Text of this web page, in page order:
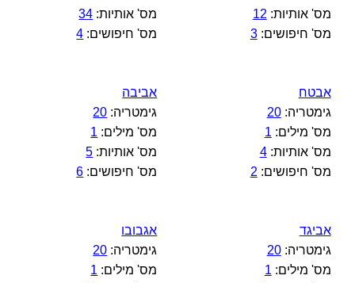
מס' אותיות: 12
מס' חיפושים:3
מס' אותיות: 34
מס' חיפושים: 4
אבטח
גימטריה:20
מס' מילים: 1
מס' אותיות:4
מס' חיפושים: 2
אביבה
גימטריה: 20
מס' מילים: 1
מס' אותיות: 5
מס' חיפושים: 6
אביגד
גימטריה:20
מס' מילים: 1
אגבובו
גימטריה: 20
מס' מילים: 1